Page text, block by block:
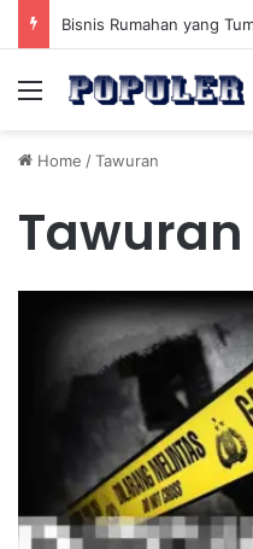
Menu
Home /Tawuran
Tawuran